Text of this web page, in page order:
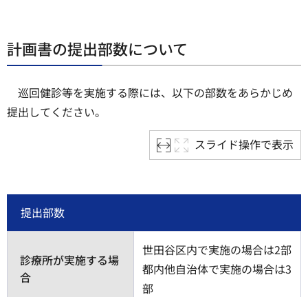
計画書の提出部数について
巡回健診等を実施する際には、以下の部数をあらかじめ
提出してください。
スライド操作で表示
提出部数
診療所が実施する場
合
世田谷区内で実施の場合は2部
都内他自治体で実施の場合は3
部